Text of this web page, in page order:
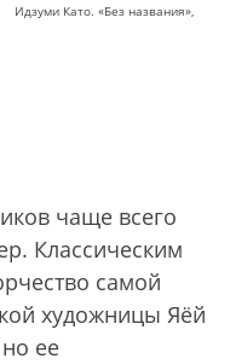
«Без названия»,
чаще всего
Классическим
самой
художницы Яёй
ее